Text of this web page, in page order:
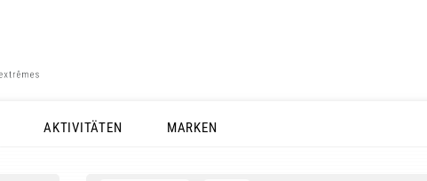
AKTIVITÄTEN MARKEN